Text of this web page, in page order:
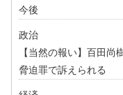
今後
政治
【当然の報い】百田尚
脅迫罪で訴えられる